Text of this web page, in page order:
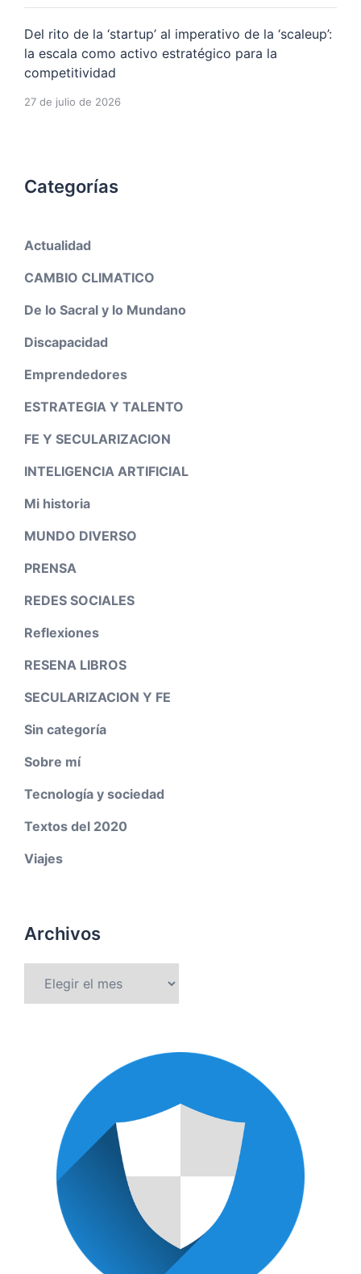
Del rito de la ‘startup’ al imperativo de la ‘scaleup’:
la escala como activo estratégico para la
competitividad
27 de julio de 2026
Categorías
Actualidad
CAMBIO CLIMATICO
De lo Sacral y lo Mundano
Discapacidad
Emprendedores
ESTRATEGIA Y TALENTO
FE Y SECULARIZACION
INTELIGENCIA ARTIFICIAL
Mi historia
MUNDO DIVERSO
PRENSA
REDES SOCIALES
Reflexiones
RESENA LIBROS
SECULARIZACION Y FE
Sin categoría
Sobre mí
Tecnología y sociedad
Textos del 2020
Viajes
Archivos